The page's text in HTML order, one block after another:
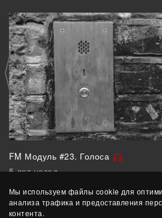
Мы используем файлы cookie для
анализа трафика и предоставления
контента.
FM Модуль #23. Голоса
5 лет назад